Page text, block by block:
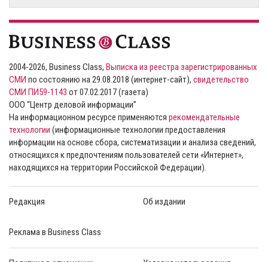
2004-2026, Business Class, Выписка из реестра зарегистрированных
СМИ по состоянию на 29.08.2018 (интернет-сайт), свидетельство
СМИ ПИ59-1143 от 07.02.2017 (газета)
ООО “Центр деловой информации”
На информационном ресурсе применяются рекомендательные
технологии (информационные технологии предоставления
информации на основе сбора, систематизации и анализа сведений,
относящихся к предпочтениям пользователей сети «Интернет»,
находящихся на территории Российской Федерации).
Редакция Об издании
Реклама в Business Class